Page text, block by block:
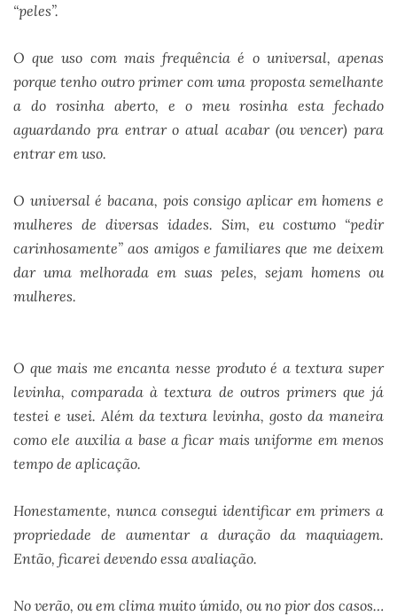
“peles”.
O que uso com mais frequência é o universal, apenas
porque tenho outro primer com uma proposta semelhante
a do rosinha aberto, e o meu rosinha esta fechado
aguardando pra entrar o atual acabar (ou vencer) para
entrar em uso.
O universal é bacana, pois consigo aplicar em homens e
mulheres de diversas idades. Sim, eu costumo “pedir
carinhosamente” aos amigos e familiares que me deixem
dar uma melhorada em suas peles, sejam homens ou
mulheres.
O que mais me encanta nesse produto é a textura super
levinha, comparada à textura de outros primers que já
testei e usei. Além da textura levinha, gosto da maneira
como ele auxilia a base a ficar mais uniforme em menos
tempo de aplicação.
Honestamente, nunca consegui identificar em primers a
propriedade de aumentar a duração da maquiagem.
Então, ficarei devendo essa avaliação.
No verão, ou em clima muito úmido, ou no pior dos casos…